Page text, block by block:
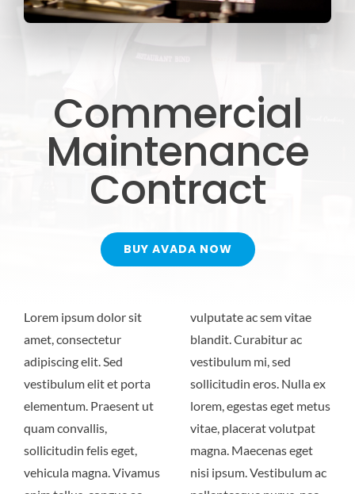
Commercial
Maintenance
Contract
BUY AVADA NOW
Lorem ipsum dolor sit
amet, consectetur
adipiscing elit. Sed
vestibulum elit et porta
elementum. Praesent ut
quam convallis,
sollicitudin felis eget,
vehicula magna. Vivamus
vulputate ac sem vitae
blandit. Curabitur ac
vestibulum mi, sed
sollicitudin eros. Nulla ex
lorem, egestas eget metus
vitae, placerat volutpat
magna. Maecenas eget
nisi ipsum. Vestibulum ac